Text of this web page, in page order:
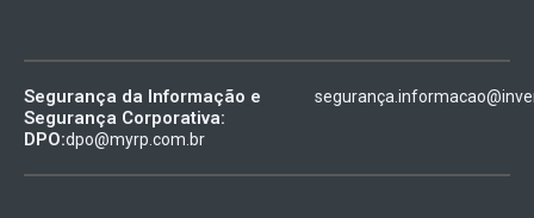
Segurança da Informação e
Segurança Corporativa:
DPO:dpo@myrp.com.br